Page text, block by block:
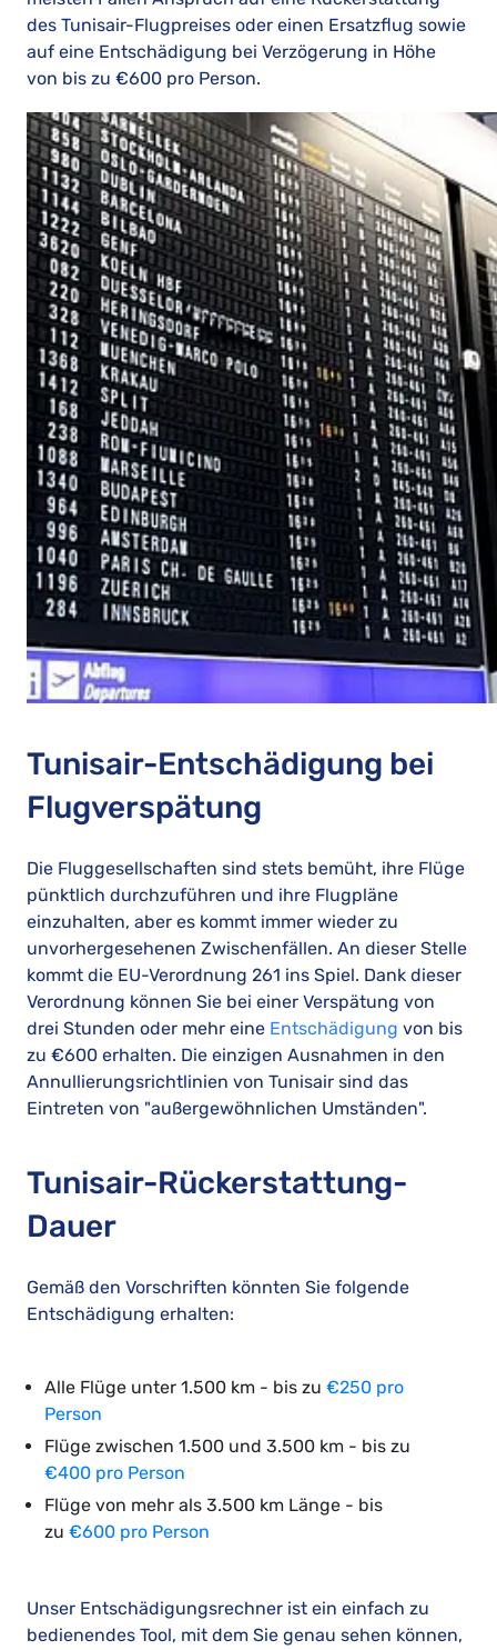
des Tunisair-Flugpreises oder einen Ersatzflug sowie
auf eine Entschädigung bei Verzögerung in Höhe
von bis zu €600 pro Person.
Tunisair-Entschädigung bei
Flugverspätung
Die Fluggesellschaften sind stets bemüht, ihre Flüge
pünktlich durchzuführen und ihre Flugpläne
einzuhalten, aber es kommt immer wieder zu
unvorhergesehenen Zwischenfällen. An dieser Stelle
kommt die EU-Verordnung 261 ins Spiel. Dank dieser
Verordnung können Sie bei einer Verspätung von
drei Stunden oder mehr eine Entschädigung von bis
zu €600 erhalten. Die einzigen Ausnahmen in den
Annullierungsrichtlinien von Tunisair sind das
Eintreten von "außergewöhnlichen Umständen".
Tunisair-Rückerstattung-
Dauer
Gemäß den Vorschriften könnten Sie folgende
Entschädigung erhalten:
Alle Flüge unter 1.500 km - bis zu €250 pro
Person
Flüge zwischen 1.500 und 3.500 km - bis zu
€400 pro Person
Flüge von mehr als 3.500 km Länge - bis
zu €600 pro Person
Unser Entschädigungsrechner ist ein einfach zu
bedienendes Tool, mit dem Sie genau sehen können,